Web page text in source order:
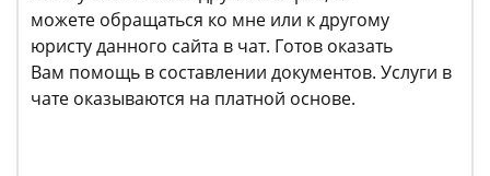
можете обращаться ко мне или к другому
юристу данного сайта в чат. Готов оказать
Вам помощь в составлении документов. Услуги в
чате оказываются на платной основе.